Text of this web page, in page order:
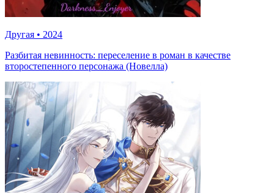
Другая • 2024
Разбитая невинность: переселение в роман в качестве
второстепенного персонажа (Новелла)